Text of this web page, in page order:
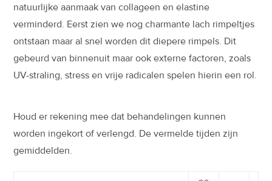
natuurlijke aanmaak van collageen en elastine
verminderd. Eerst zien we nog charmante lach rimpeltjes
ontstaan maar al snel worden dit diepere rimpels. Dit
gebeurd van binnenuit maar ook externe factoren, zoals
UV-straling, stress en vrije radicalen spelen hierin een rol.
Houd er rekening mee dat behandelingen kunnen
worden ingekort of verlengd. De vermelde tijden zijn
gemiddelden.